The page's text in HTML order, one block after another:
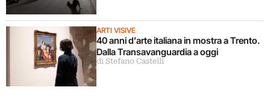
ARTI VISIVE
40 anni d’arte italiana in mostra a Trento.
Dalla Transavanguardia a oggi
di Stefano Castelli